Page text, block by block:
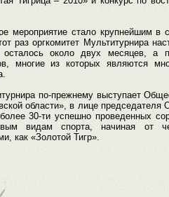
мероприятие стало крупнейшим в
раз оргкомитет Мультитурнира
осталось около двух месяцев, а
многие из которых являются
по-прежнему выступает
области», в лице председателя
30-ти успешно проведенных
видам спорта, начиная от
как «Золотой Тигр».